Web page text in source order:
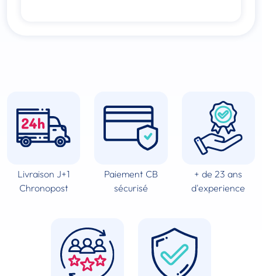
Livraison J+1
Chronopost
Paiement CB
sécurisé
+ de 23 ans
d'experience